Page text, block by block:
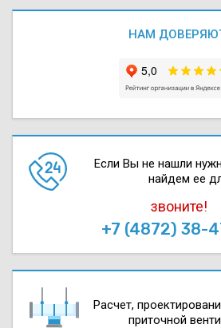
НАМ
Если Вы не нашли
найдем ее
звоните!
+7 (4872) 38-
Расчет,
приточной